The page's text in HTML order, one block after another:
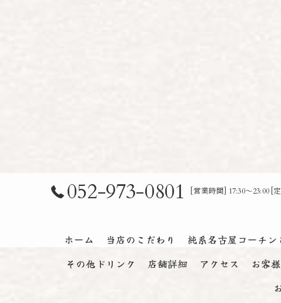
052-973-0801 [営業時間] 17:30～23:00
ホーム 当店のこだわり 純系名古屋コーチン
その他ドリンク
店舗詳細 アクセス お客